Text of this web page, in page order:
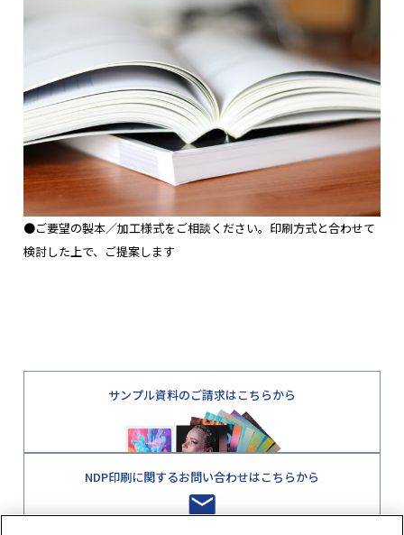
●ご要望の製本／加工様式をご相談ください。印刷方式と合わせて
検討した上で、ご提案します
サンプル資料のご請求はこちらから
NDP印刷に関するお問い合わせはこちらから